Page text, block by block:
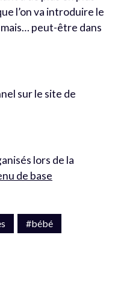
l’on va introduire le
mais… peut-être dans
sur le site de
lors de la
de base
#bébé